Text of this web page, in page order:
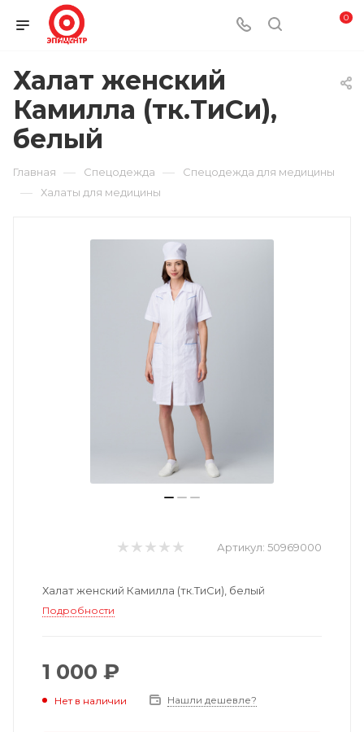
0
Халат женский
Камилла (тк.ТиСи),
белый
Главная — Спецодежда — Спецодежда для медицины
— Халаты для медицины
Артикул: 50969000
Халат женский Камилла (тк.ТиСи), белый
Подробности
1 000 ₽
Нет в наличии Нашли дешевле?